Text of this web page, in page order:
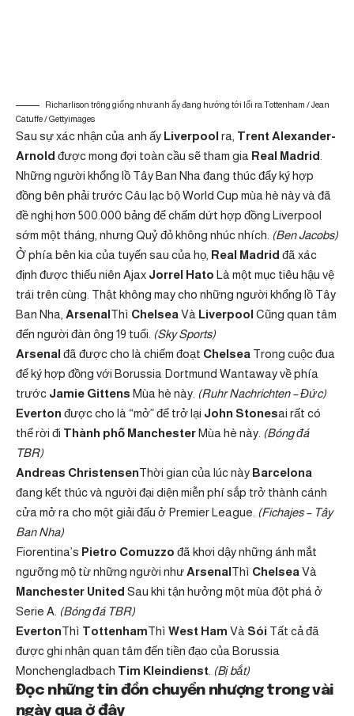
Richarlison trông giống như anh ấy đang hướng tới lối ra Tottenham / Jean
Catuffe / Gettyimages
Sau sự xác nhận của anh ấy Liverpool ra, Trent Alexander-
Arnold được mong đợi toàn cầu sẽ tham gia Real Madrid
Những người khổng lồ Tây Ban Nha đang thúc đẩy ký hợp
đồng bên phải trước Câu lạc bộ World Cup mùa hè này và đã
đề nghị hơn 500.000 bảng để chấm dứt hợp đồng Liverpool
sớm một tháng, nhưng Quỷ đỏ không nhúc nhích. (Ben Jacobs)
Ở phía bên kia của tuyến sau của họ, Real Madrid đã xác
định được thiếu niên Ajax Jorrel Hato Là một mục tiêu hậu vệ
trái trên cùng. Thật không may cho những người khổng lồ Tây
Ban Nha, ArsenalThì Chelsea Và Liverpool Cũng quan tâm
đến người đàn ông 19 tuổi. (Sky Sports)
Arsenal đã được cho là chiếm đoạt Chelsea Trong cuộc đua
để ký hợp đồng với Borussia Dortmund Wantaway về phía
trước Jamie Gittens Mùa hè này. (Ruhr Nachrichten – Đức)
Everton được cho là “mở” để trở lại John Stonesai rất có
thể rời đi Thành phố ManchesterMùa hè này. (Bóng đá
TBR)
Andreas ChristensenThời gian của lúc này Barcelona
đang kết thúc và người đại diện miễn phí sắp trở thành cánh
cửa mở ra cho một giải đấu ở Premier League. (Fichajes – Tây
Ban Nha)
Fiorentina’s Pietro Comuzzo đã khơi dậy những ánh mắt
ngưỡng mộ từ những người như ArsenalThì Chelsea Và
Manchester United Sau khi tận hưởng một mùa đột phá ở
Serie A. (Bóng đá TBR)
EvertonThì TottenhamThì West Ham Và Sói Tất cả đã
được ghi nhận quan tâm đến tiền đạo của Borussia
Monchengladbach Tim Kleindienst (Bị bắt)
Đọc những tin đồn chuyển nhượng trong vài
ngày qua ở đây